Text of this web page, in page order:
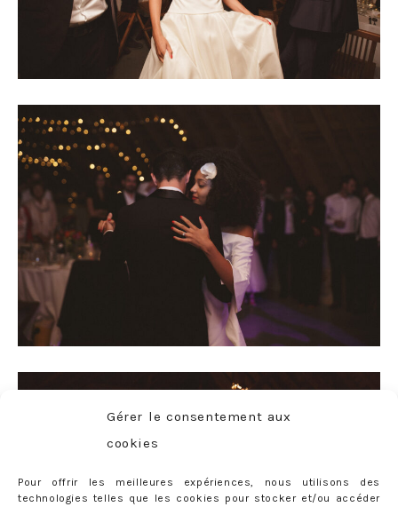
Gérer le consentement aux
cookies
Pour offrir les meilleures expériences, nous utilisons des
technologies telles que les cookies pour stocker et/ou accéder